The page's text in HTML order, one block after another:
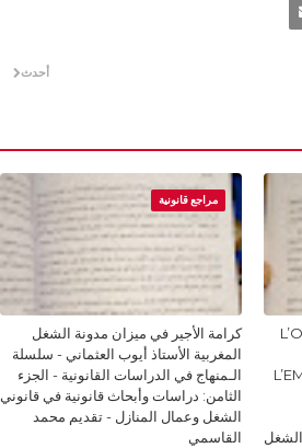
أحدث
مراجع قانونية
كرامة الأجير في ميزان مدونة الشغل
المغربية الأستاذ أيوب العثماني - سلسلة
الـمنهاج في الدراسات القانونية - الجزء
الثامن: دراسات وأبحاث قانونية في قانوني
الشغل وعمال المنازل - تقديم محمد
القاسمي